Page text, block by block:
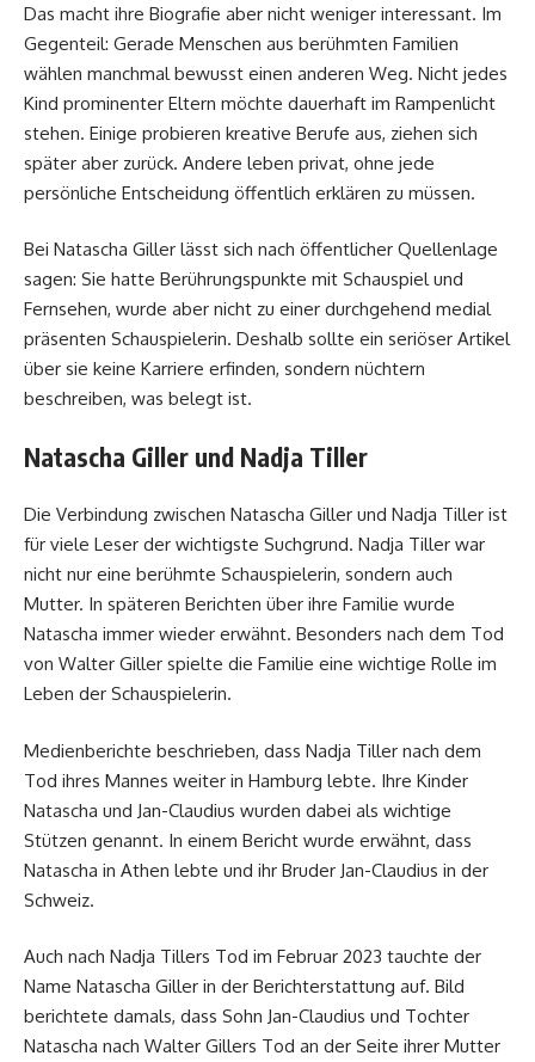
Das macht ihre Biografie aber nicht weniger interessant. Im
Gegenteil: Gerade Menschen aus berühmten Familien
wählen manchmal bewusst einen anderen Weg. Nicht jedes
Kind prominenter Eltern möchte dauerhaft im Rampenlicht
stehen. Einige probieren kreative Berufe aus, ziehen sich
später aber zurück. Andere leben privat, ohne jede
persönliche Entscheidung öffentlich erklären zu müssen.
Bei Natascha Giller lässt sich nach öffentlicher Quellenlage
sagen: Sie hatte Berührungspunkte mit Schauspiel und
Fernsehen, wurde aber nicht zu einer durchgehend medial
präsenten Schauspielerin. Deshalb sollte ein seriöser Artikel
über sie keine Karriere erfinden, sondern nüchtern
beschreiben, was belegt ist.
Natascha Giller und Nadja Tiller
Die Verbindung zwischen Natascha Giller und Nadja Tiller ist
für viele Leser der wichtigste Suchgrund. Nadja Tiller war
nicht nur eine berühmte Schauspielerin, sondern auch
Mutter. In späteren Berichten über ihre Familie wurde
Natascha immer wieder erwähnt. Besonders nach dem Tod
von Walter Giller spielte die Familie eine wichtige Rolle im
Leben der Schauspielerin.
Medienberichte beschrieben, dass Nadja Tiller nach dem
Tod ihres Mannes weiter in Hamburg lebte. Ihre Kinder
Natascha und Jan-Claudius wurden dabei als wichtige
Stützen genannt. In einem Bericht wurde erwähnt, dass
Natascha in Athen lebte und ihr Bruder Jan-Claudius in der
Schweiz.
Auch nach Nadja Tillers Tod im Februar 2023 tauchte der
Name Natascha Giller in der Berichterstattung auf. Bild
berichtete damals, dass Sohn Jan-Claudius und Tochter
Natascha nach Walter Gillers Tod an der Seite ihrer Mutter